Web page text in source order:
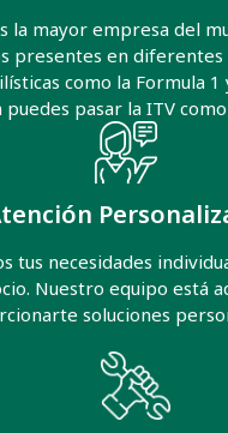
la mayor empresa del
presentes en diferentes
como la Formula 1
pasar la ITV
tus necesidades
Nuestro equipo está
soluciones